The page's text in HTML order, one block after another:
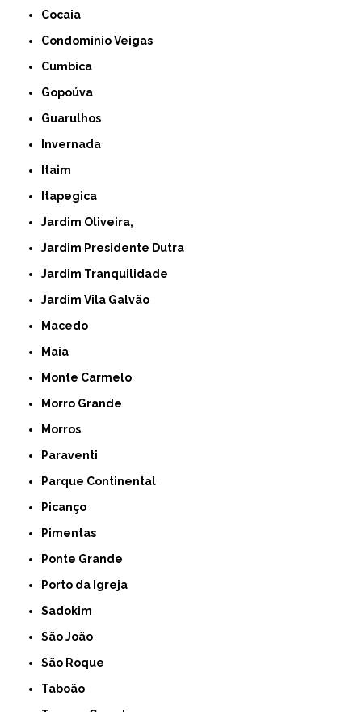
Cocaia
Condomínio Veigas
Cumbica
Gopoúva
Guarulhos
Invernada
Itaim
Itapegica
Jardim Oliveira,
Jardim Presidente Dutra
Jardim Tranquilidade
Jardim Vila Galvão
Macedo
Maia
Monte Carmelo
Morro Grande
Morros
Paraventi
Parque Continental
Picanço
Pimentas
Ponte Grande
Porto da Igreja
Sadokim
São João
São Roque
Taboão